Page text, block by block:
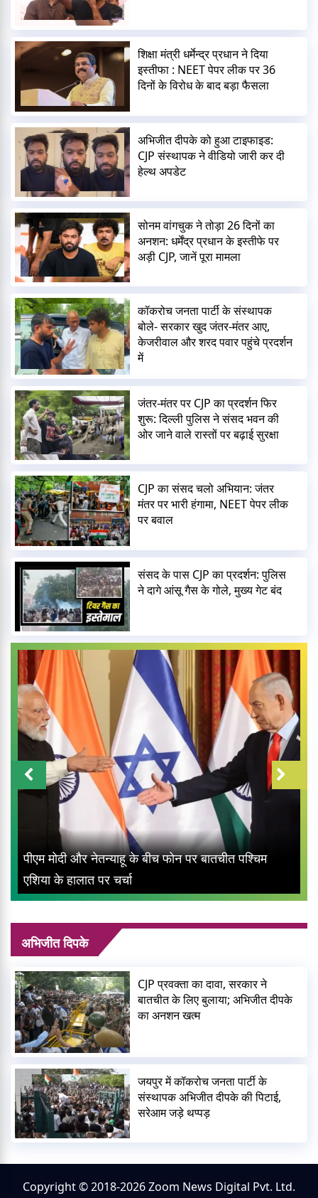
शिक्षा मंत्री धर्मेन्द्र प्रधान ने दिया
इस्तीफा : NEET पेपर लीक पर 36
दिनों के विरोध के बाद बड़ा फैसला
अभिजीत दीपके को हुआ टाइफाइड:
CJP संस्थापक ने वीडियो जारी कर दी
हेल्थ अपडेट
सोनम वांगचुक ने तोड़ा 26 दिनों का
अनशन: धर्मेंद्र प्रधान के इस्तीफे पर
अड़ी CJP, जानें पूरा मामला
कॉकरोच जनता पार्टी के संस्थापक
बोले- सरकार खुद जंतर-मंतर आए,
केजरीवाल और शरद पवार पहुंचे प्रदर्शन
में
जंतर-मंतर पर CJP का प्रदर्शन फिर
शुरू: दिल्ली पुलिस ने संसद भवन की
ओर जाने वाले रास्तों पर बढ़ाई सुरक्षा
CJP का संसद चलो अभियान: जंतर
मंतर पर भारी हंगामा, NEET पेपर लीक
पर बवाल
संसद के पास CJP का प्रदर्शन: पुलिस
ने दागे आंसू गैस के गोले, मुख्य गेट बंद
पीएम मोदी और नेतन्याहू के बीच फोन पर बातचीत पश्चिम
एशिया के हालात पर चर्चा
अभिजीत दिपके
CJP प्रवक्ता का दावा, सरकार ने
बातचीत के लिए बुलाया; अभिजीत दीपके
का अनशन खत्म
जयपुर में कॉकरोच जनता पार्टी के
संस्थापक अभिजीत दीपके की पिटाई,
सरेआम जड़े थप्पड़
Copyright © 2018-2026 Zoom News Digital Pvt. Ltd.